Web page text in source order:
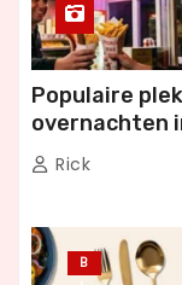
Populaire
overnachten
Rick
B